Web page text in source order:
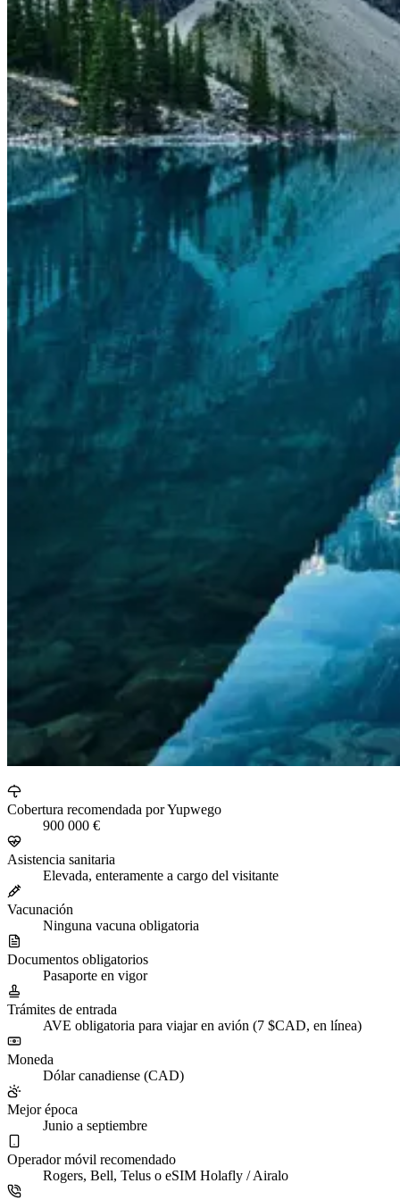
Cobertura recomendada por Yupwego
900 000 €
Asistencia sanitaria
Elevada, enteramente a cargo del visitante
Vacunación
Ninguna vacuna obligatoria
Documentos obligatorios
Pasaporte en vigor
Trámites de entrada
AVE obligatoria para viajar en avión (7 $CAD, en línea)
Moneda
Dólar canadiense (CAD)
Mejor época
Junio a septiembre
Operador móvil recomendado
Rogers, Bell, Telus o eSIM Holafly / Airalo